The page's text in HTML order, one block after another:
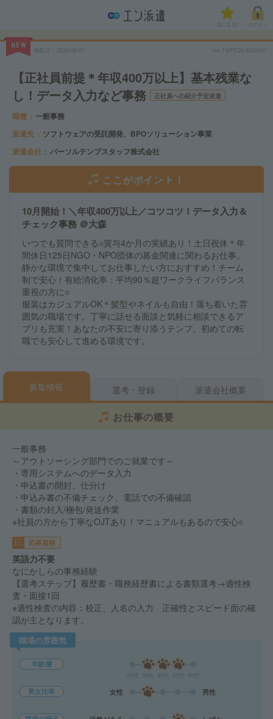
気になる!
NEW
No.TMPE26-0533407
【正社員前提＊年収400万以上】基本残業な
し！データ入力など事務
正社員への紹介予定派遣
職種
一般事務
派遣先
ソフトウェアの受託開発、BPOソリューション事業
派遣会社
パーソルテンプスタッフ株式会社
ここがポイント！
10月開始！＼年収400万以上／コツコツ！データ入力＆
チェック事務 ＠大森
いつでも質問できる○賞与4か月の実績あり！土日祝休＊年
間休日125日NGO・NPO団体の募金関連に関わるお仕事。
静かな環境で集中してお仕事したい方におすすめ！チーム
制で安心！有給消化率：平均90％超ワークライフバランス
重視の方に○
服装はカジュアルOK＊髪型やネイルも自由！落ち着いた雰
囲気の職場です。丁寧に話せる面談と気軽に相談できるア
プリも充実！あなたの不安に寄り添うテンプ。初めての転
職でも安心して進める環境です。
募集情報 選考・登録 派遣会社概要
お仕事の概要
一般事務
～アウトソーシング部門でのご就業です～
・専用システムへのデータ入力
・申込書の開封、仕分け
・申込み書の不備チェック、電話での不備確認
・書類の封入/梱包/発送作業
※社員の方から丁寧なOJTあり！マニュアルもあるので安心○
応募資格
英語力不要
なにかしらの事務経験
【選考ステップ】履歴書・職務経歴書による書類選考→適性検
査・面接1回
※適性検査の内容：校正、人名の入力 正確性とスピード面の確
認が主となります。
職場の雰囲気
年齢層
男女比率 女性 男性